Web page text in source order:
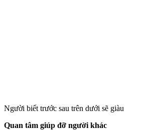
Người biết trước sau trên dưới sẽ giàu
Quan tâm giúp đỡ người khác